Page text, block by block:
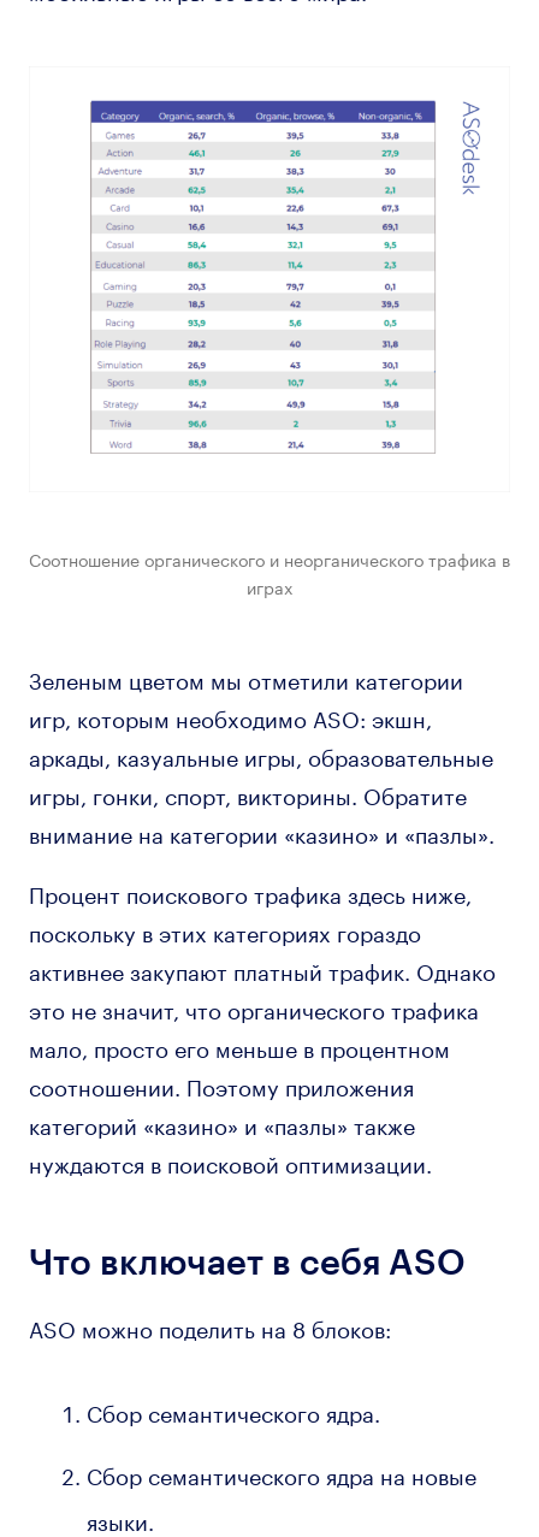
Соотношение органического и неорганического трафика в
играх
Зеленым цветом мы отметили категории
игр, которым необходимо ASO: экшн,
аркады, казуальные игры, образовательные
игры, гонки, спорт, викторины. Обратите
внимание на категории «казино» и «пазлы».
Процент поискового трафика здесь ниже,
поскольку в этих категориях гораздо
активнее закупают платный трафик. Однако
это не значит, что органического трафика
мало, просто его меньше в процентном
соотношении. Поэтому приложения
категорий «казино» и «пазлы» также
нуждаются в поисковой оптимизации.
Что включает в себя ASO
ASO можно поделить на 8 блоков:
Сбор семантического ядра.
Сбор семантического ядра на новые
языки.